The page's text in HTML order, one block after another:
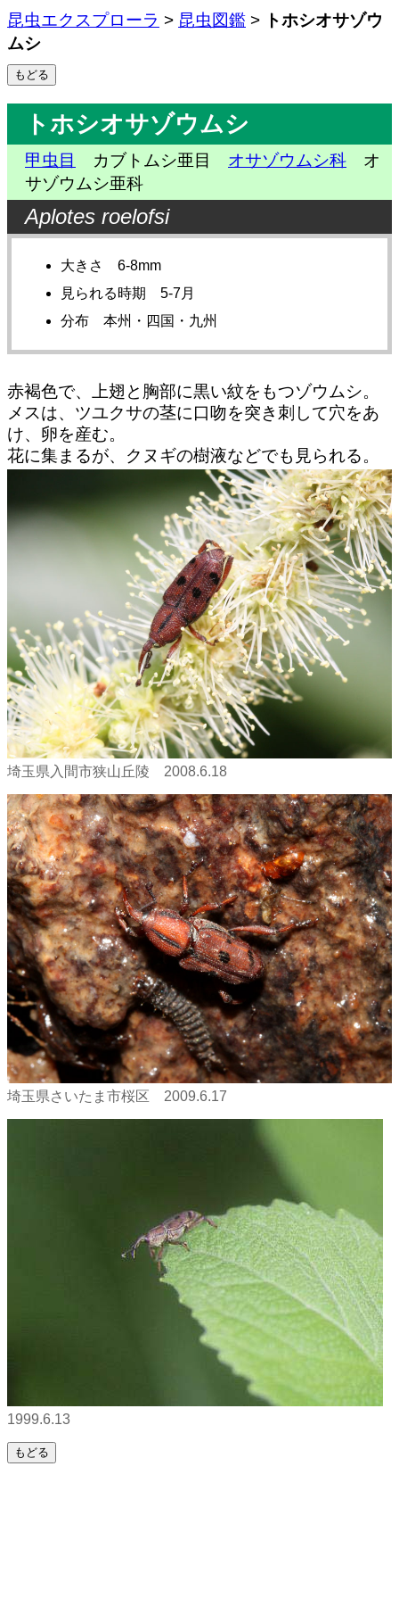
昆虫エクスプローラ > 昆虫図鑑 >
トホシオサゾウ
ムシ
トホシオサゾウムシ
甲虫目 カブトムシ亜目 オサゾウムシ科 オ
サゾウムシ亜科
Aplotes roelofsi
大きさ 6-8mm
見られる時期 5-7月
分布 本州・四国・九州
赤褐色で、上翅と胸部に黒い紋をもつゾウムシ。
メスは、ツユクサの茎に口吻を突き刺して穴をあ
け、卵を産む。
花に集まるが、クヌギの樹液などでも見られる。
埼玉県入間市狭山丘陵 2008.6.18
埼玉県さいたま市桜区 2009.6.17
1999.6.13